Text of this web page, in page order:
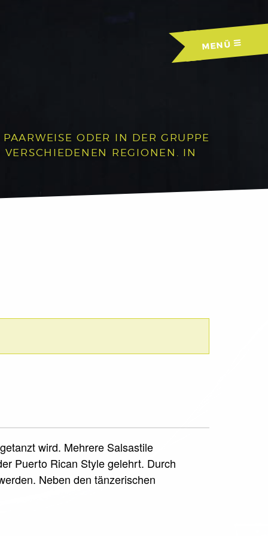
MENÜ
ODER IN DER GRUPPE
REGIONEN. IN
wird. Mehrere Salsastile
Puerto Rican Style gelehrt. Durch
Neben den tänzerischen